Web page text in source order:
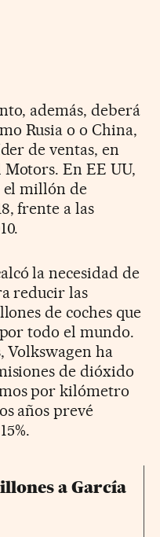
además, deberá
Rusia o o China,
de ventas, en
En EE UU,
el millón de
frente a las
la necesidad de
reducir las
de coches que
todo el mundo.
Volkswagen ha
de dióxido
por kilómetro
años prevé
a García